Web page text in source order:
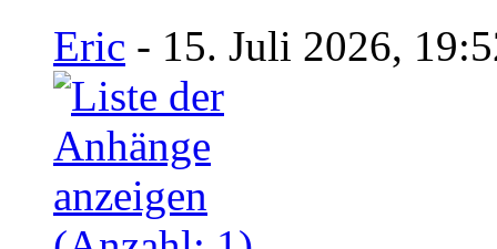
Eric - 15. Juli 2026,